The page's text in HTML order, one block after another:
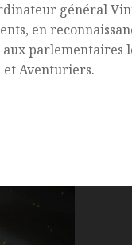
général
en
et Aventuriers.